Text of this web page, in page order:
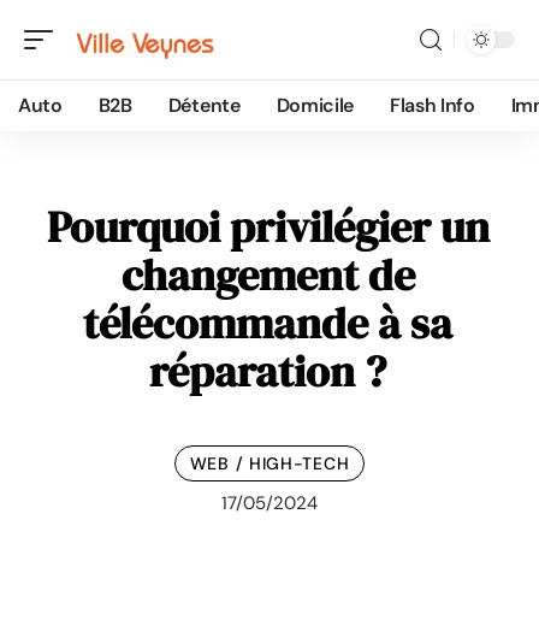
Auto B2B Détente Domicile Flash Info
Pourquoi privilégier un
changement de
télécommande à sa
réparation ?
WEB / HIGH-TECH
17/05/2024